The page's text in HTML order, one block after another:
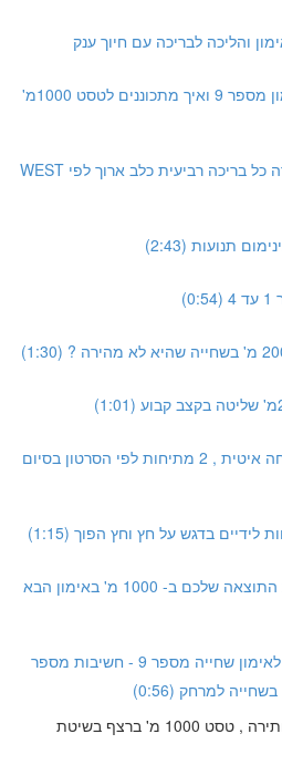
9.0 מה נלמד באימון מספר 9 ואיך מתכוננים לטסט 1000מ'
9.1 , חימום בחתירה כל בריכה רביעית כלב ארוך לפי WEST
9.6 - 6-8X25 מתיחה איטית , 2 מתיחות לפי הסרטון בסיום
9.8- איך לחשב את התוצאה שלכם ב- 1000 מ' באימון הבא
9.9- הטיפ השבועי לאימון שחייה מספר 9 - חשיבות מספר
למרחק (0:56)
אימון 10- לימוד שחיית חתירה , טסט 1000 מ' ברצף בשיטת